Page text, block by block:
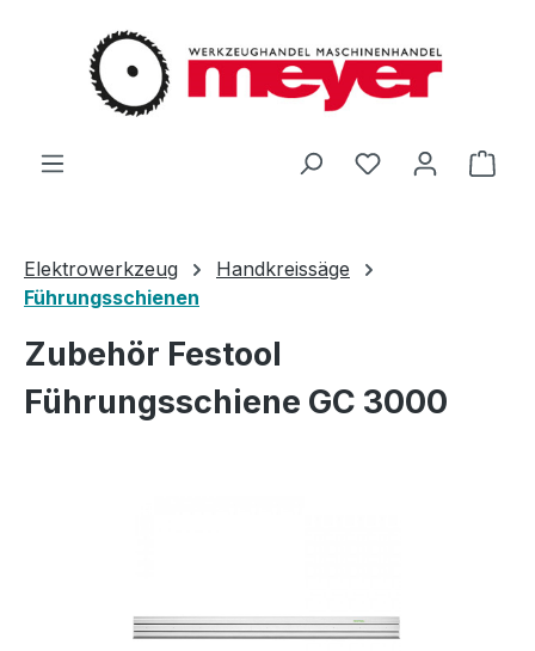
Zum Hauptinhalt springen
Du hast 0
Elektrowerkzeug
Handkreissäge
Führungsschienen
Zubehör Festool
Führungsschiene GC 3000